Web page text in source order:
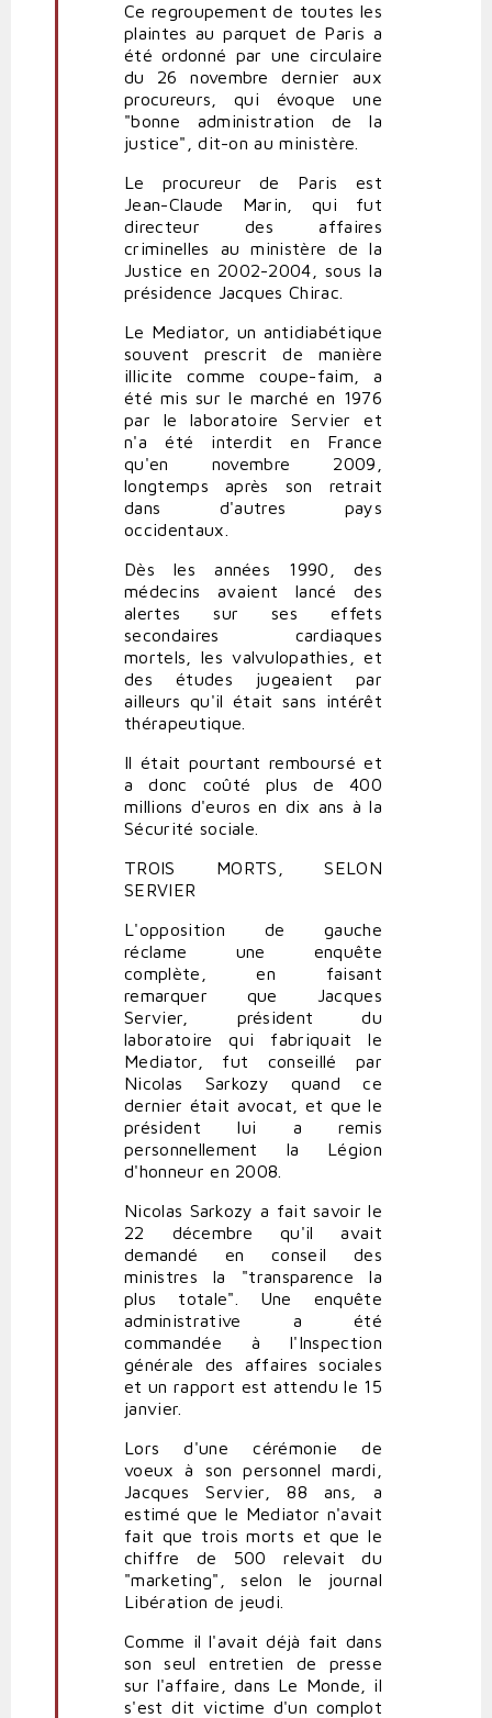
Ce regroupement de toutes les
plaintes au parquet de Paris a
été ordonné par une circulaire
du 26 novembre dernier aux
procureurs, qui évoque une
"bonne administration de la
justice", dit-on au ministère.
Le procureur de Paris est
Jean-Claude Marin, qui fut
directeur des affaires
criminelles au ministère de la
Justice en 2002-2004, sous la
présidence Jacques Chirac.
Le Mediator, un antidiabétique
souvent prescrit de manière
illicite comme coupe-faim, a
été mis sur le marché en 1976
par le laboratoire Servier et
n'a été interdit en France
qu'en novembre 2009,
longtemps après son retrait
dans d'autres pays
occidentaux.
Dès les années 1990, des
médecins avaient lancé des
alertes sur ses effets
secondaires cardiaques
mortels, les valvulopathies, et
des études jugeaient par
ailleurs qu'il était sans intérêt
thérapeutique.
Il était pourtant remboursé et
a donc coûté plus de 400
millions d'euros en dix ans à la
Sécurité sociale.
TROIS MORTS, SELON
SERVIER
L'opposition de gauche
réclame une enquête
complète, en faisant
remarquer que Jacques
Servier, président du
laboratoire qui fabriquait le
Mediator, fut conseillé par
Nicolas Sarkozy quand ce
dernier était avocat, et que le
président lui a remis
personnellement la Légion
d'honneur en 2008.
Nicolas Sarkozy a fait savoir le
22 décembre qu'il avait
demandé en conseil des
ministres la "transparence la
plus totale". Une enquête
administrative a été
commandée à l'Inspection
générale des affaires sociales
et un rapport est attendu le 15
janvier.
Lors d'une cérémonie de
voeux à son personnel mardi,
Jacques Servier, 88 ans, a
estimé que le Mediator n'avait
fait que trois morts et que le
chiffre de 500 relevait du
"marketing", selon le journal
Libération de jeudi.
Comme il l'avait déjà fait dans
son seul entretien de presse
sur l'affaire, dans Le Monde, il
s'est dit victime d'un complot